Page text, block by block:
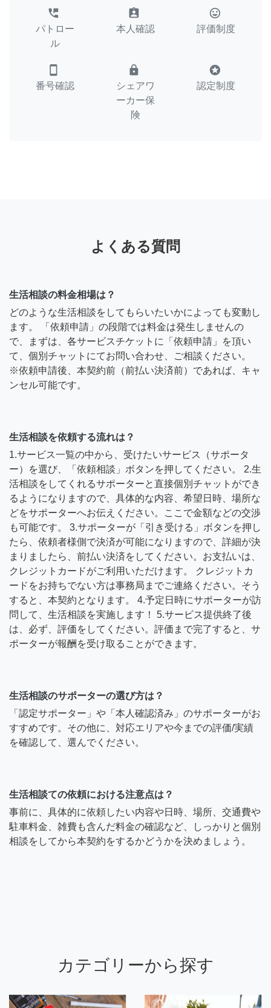
perm_phone_msg
パトロー
ル
assignment_ind
本人確認
tag_faces
評価制度
smartphone
番号確認
lock
シェアワ
ーカー保
険
stars
認定制度
よくある質問
生活相談の料金相場は？
どのような生活相談をしてもらいたいかによっても変動し
ます。 「依頼申請」の段階では料金は発生しませんの
で、まずは、各サービスチケットに「依頼申請」を頂い
て、個別チャットにてお問い合わせ、ご相談ください。
※依頼申請後、本契約前（前払い決済前）であれば、キャ
ンセル可能です。
生活相談を依頼する流れは？
1.サービス一覧の中から、受けたいサービス（サポータ
ー）を選び、「依頼相談」ボタンを押してください。 2.生
活相談をしてくれるサポーターと直接個別チャットができ
るようになりますので、具体的な内容、希望日時、場所な
どをサポーターへお伝えください。ここで金額などの交渉
も可能です。 3.サポーターが「引き受ける」ボタンを押し
たら、依頼者様側で決済が可能になりますので、詳細が決
まりましたら、前払い決済をしてください。お支払いは、
クレジットカードがご利用いただけます。 クレジットカ
ードをお持ちでない方は事務局までご連絡ください。そう
すると、本契約となります。 4.予定日時にサポーターが訪
問して、生活相談を実施します！ 5.サービス提供終了後
は、必ず、評価をしてください。評価まで完了すると、サ
ポーターが報酬を受け取ることができます。
生活相談のサポーターの選び方は？
「認定サポーター」や「本人確認済み」のサポーターがお
すすめです。その他に、対応エリアや今までの評価/実績
を確認して、選んでください。
生活相談ての依頼における注意点は？
事前に、具体的に依頼したい内容や日時、場所、交通費や
駐車料金、雑費も含んだ料金の確認など、しっかりと個別
相談をしてから本契約をするかどうかを決めましょう。
カテゴリーから探す